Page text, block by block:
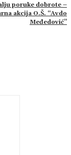
poruke dobrote –
akcija O.Š. “Avdo
Međedović”